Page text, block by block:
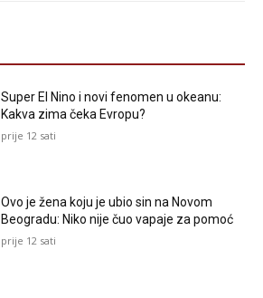
Super El Nino i novi fenomen u okeanu:
Kakva zima čeka Evropu?
prije 12 sati
Ovo je žena koju je ubio sin na Novom
Beogradu: Niko nije čuo vapaje za pomoć
prije 12 sati